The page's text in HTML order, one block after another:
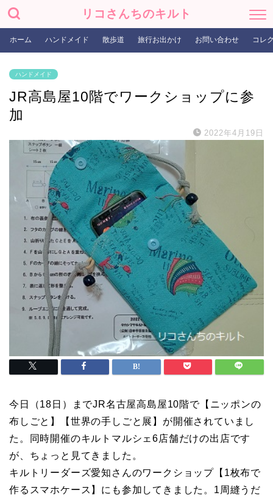
リコさんちのキルト
ホーム ハンドメイド 散歩道 旅行お出かけ お問い合わせ コレ
ハンドメイド
JR高島屋10階でワークショップに参
加
2022年4月19日
今日（18日）までJR名古屋高島屋10階で【ニッポンの
布しごと】【世界の手しごと展】が開催されていまし
た。同時開催のキルトマルシェ6店舗だけの出店です
が、ちょっと見てきました。
キルトリーダーズ愛知さんのワークショップ【1枚布で
作るスマホケース】にも参加してきました。1周縫うだ